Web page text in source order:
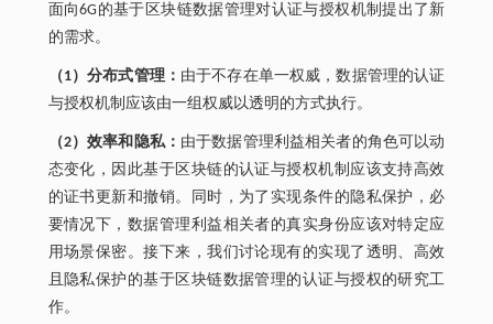
面向6G的基于区块链数据管理对认证与授权机制提出了新
的需求。
（1）分布式管理： 由于不存在单一权威，数据管理的认证
与授权机制应该由一组权威以透明的方式执行。
（2）效率和隐私： 由于数据管理利益相关者的角色可以动
态变化，因此基于区块链的认证与授权机制应该支持高效
的证书更新和撤销。同时，为了实现条件的隐私保护，必
要情况下，数据管理利益相关者的真实身份应该对特定应
用场景保密。接下来，我们讨论现有的实现了透明、高效
且隐私保护的基于区块链数据管理的认证与授权的研究工
作。